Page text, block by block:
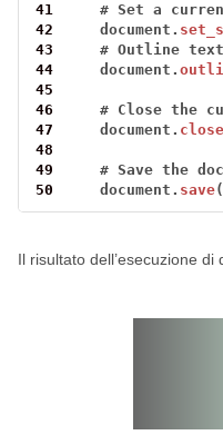
41 # Set a
42
document.
43
# Outline text
44
document.
45
46
# Close the
47
document.
48
49
# Save the
50
document. save
Il risultato dell’esecuzione di